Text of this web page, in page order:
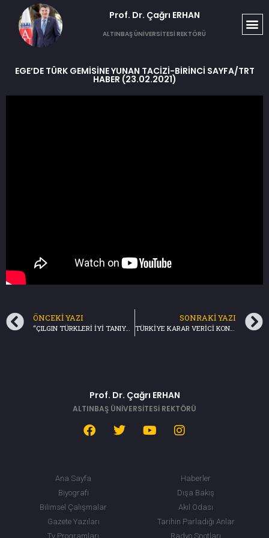
Prof. Dr. Çağrı ERHAN​
ALTINBAŞ ÜNİVERSİTESİ REKTÖRÜ
EGE’DE TÜRK GEMİSİNE YUNAN TACİZİ-BİRİNCİ SAYFA/TRT
HABER (23.02.2021)
ÖNCEKI YAZI
“ÇILGIN TÜRKLERİ İYİ TANIYACAKSIN” -SICAK NOKTA/TRT HABER (12.02.2021)
SONRAKI YAZI
TÜRKİYE KARAR VERİCİ KONUMDA-BİRİNCİ SAYFA/TRT HABER (16.03.2021)
Prof. Dr. Çağrı ERHAN
ALTINBAŞ ÜNİVERSİTESİ REKTÖRÜ
Ana Sayfa
Biyografi
Bilimsel Çalışmalar
Gazete Yazıları
Tv Programları
Haberler
Dışa Bakış
Akıl Odası
Tarihin Parladığı Anlar
Radyo Spotları